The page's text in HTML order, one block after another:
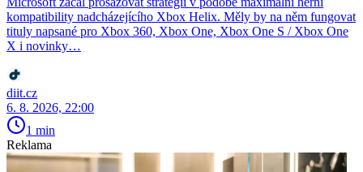
kompatibility nadcházejícího Xbox Helix. Měly by na něm fungovat
tituly napsané pro Xbox 360, Xbox One, Xbox One S / Xbox One
X i novinky…
diit.cz
6. 8. 2026, 22:00
1 min
Reklama